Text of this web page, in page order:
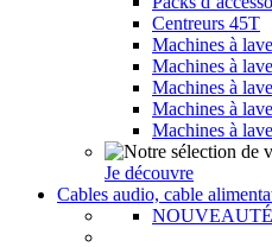
Centreurs 45T
Machines à
Machines à
Machines à
Machines à
Machines à
Je découvre
Cables audio, cable